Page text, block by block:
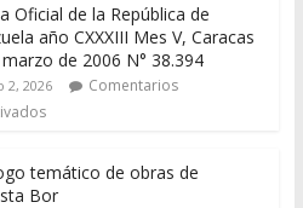
Oficial de la República de
año CXXXIII Mes V, Caracas
de 2006 N° 38.394
2, 2026
Comentarios
temático de obras de
Bor